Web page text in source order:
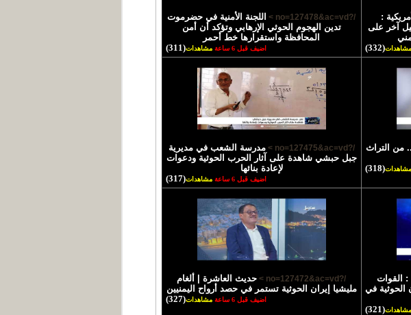
:
آخر على
مشاهدات(332)
/?no=127478&ac=vd >
اللجنة الأمنية في حضرموت
تدين الهجوم الحوثي الإرهابي وتؤكد أن أمن
المحافظة واستقرارها خط أحمر
اضيف قبل 6 ساعة مشاهدات(311)
من التراث
مشاهدات(318)
/?no=127475&ac=vd >
مدرسة الشعب في مديرية
جبل حبشي شاهدة على آثار الحرب الحوثية ودعوات
لإعادة بنائها
اضيف قبل 6 ساعة مشاهدات(317)
: القوات
الحوثية في
مشاهدات(321)
/?no=127472&ac=vd >
حديث العاشرة | ألغام
مليشيا إيران الحوثية تستمر في حصد أرواح اليمنيين
اضيف قبل 6 ساعة مشاهدات(327)